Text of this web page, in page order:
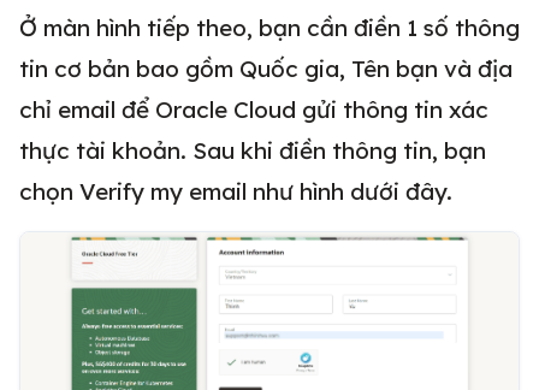
Ở màn hình tiếp theo, bạn cần điền 1 số thông
tin cơ bản bao gồm Quốc gia, Tên bạn và địa
chỉ email để Oracle Cloud gửi thông tin xác
thực tài khoản. Sau khi điền thông tin, bạn
chọn Verify my email như hình dưới đây.